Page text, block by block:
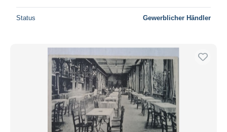
Status Gewerblicher Händler